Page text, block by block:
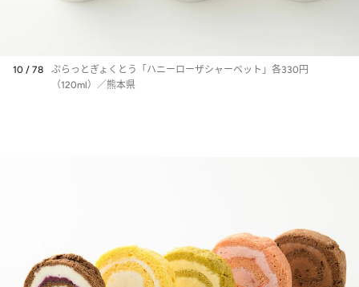
10 / 78
ぷらっとぎょくとう「ハニーローザシャーベット」各330円
（120ml）／熊本県